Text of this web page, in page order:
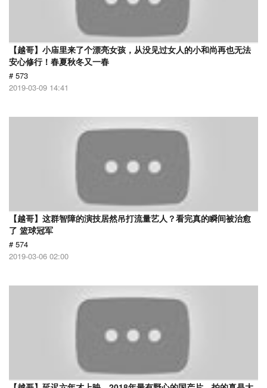
【越哥】小庙里来了个漂亮女孩，从没见过女人的小和尚再也无法
安心修行！春夏秋冬又一春
# 573
2019-03-09 14:41
【越哥】这群智障的演技居然吊打流量艺人？看完真的瞬间被治愈
了 篮球冠军
# 574
2019-03-06 02:00